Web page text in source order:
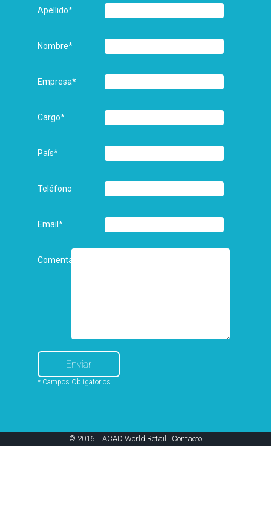
Apellido*
Nombre*
Empresa*
Cargo*
País*
Teléfono
Email*
Comentarios
* Campos Obligatorios
© 2016 ILACAD World Retail | Contacto